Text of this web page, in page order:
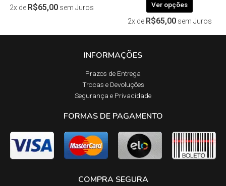
2x de R$65,00 sem Juros Ver opções
2x de R$65,00 sem Juros
INFORMAÇÕES
Prazos de Entrega​
Trocas e Devoluções​
Segurança e Privacidade
FORMAS DE PAGAMENTO
COMPRA SEGURA